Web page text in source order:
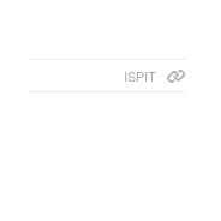
ISPIT